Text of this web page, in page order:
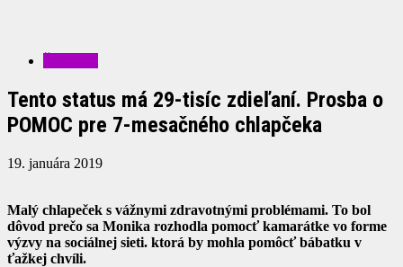
Tento status má 29-tisíc zdieľaní. Prosba o
POMOC pre 7-mesačného chlapčeka
19. januára 2019
Malý chlapeček s vážnymi zdravotnými problémami. To bol
dôvod prečo sa Monika rozhodla pomocť kamarátke vo forme
výzvy na sociálnej sieti. ktorá by mohla pomôcť bábatku v
ťažkej chvíli.